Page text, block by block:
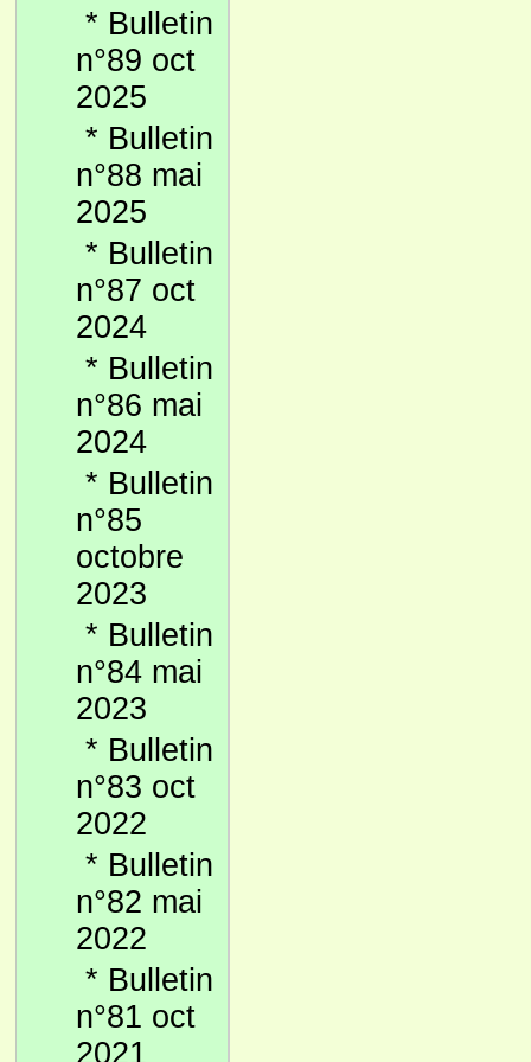
* Bulletin
n°89 oct
2025
* Bulletin
n°88 mai
2025
* Bulletin
n°87 oct
2024
* Bulletin
n°86 mai
2024
* Bulletin
n°85
octobre
2023
* Bulletin
n°84 mai
2023
* Bulletin
n°83 oct
2022
* Bulletin
n°82 mai
2022
* Bulletin
n°81 oct
2021